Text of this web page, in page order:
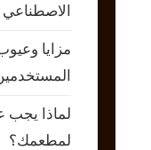
الاصطناعي
مزايا
لماذا يجب
لمطعمك؟